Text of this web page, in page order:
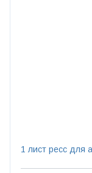
1 лист ресс для